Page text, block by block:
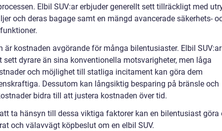
Elbil SUV:ar erbjuder generellt sett tillräckligt med
och deras bagage samt en mängd avancerade säkerhets-
är kostnaden avgörande för många bilentusiaster. Elbil
sett dyrare än sina konventionella motsvarigheter, men låga
och möjlighet till statliga incitament kan göra dem
Dessutom kan långsiktig besparing på bränsle och
bidra till att justera kostnaden över tid.
ta hänsyn till dessa viktiga faktorer kan en bilentusiast göra
och välavvägt köpbeslut om en elbil SUV.